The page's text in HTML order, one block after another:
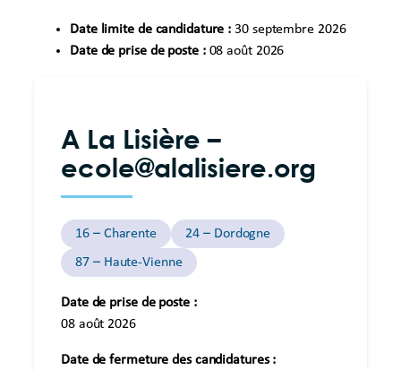
Date limite de candidature : 30 septembre 2026
Date de prise de poste :08 août 2026
A La Lisière –
ecole@alalisiere.org
16 – Charente 24 – Dordogne
87 – Haute-Vienne
Date de prise de poste :
08 août 2026
Date de fermeture des candidatures :